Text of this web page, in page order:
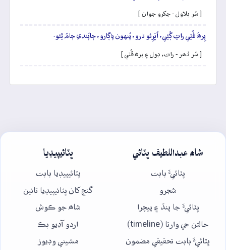
[ سُر بلاول - جکرو جوان ]
پِرھَ ڦُٽِي راتِ ڳَئِي، اُڀَرِئو تارو، پُنهون پاڳارو، ڄاپَندي ڄامُ ٿِئو.
[ سُر ڏھر - رات، ڍول ۽ پرھ ڦُٽي ]
شاھ عبداللطيف ڀٽائي
ڀٽائيءَ بابت
شجرو
ڀٽائيءَ جا پنڌ ۽ پيچرا
حالتن جي وارتا (timeline)
ڀٽائيءَ بابت تحقيقي مضمون
ڀٽائيپيڊيا
ڀٽائيپيڊيا بابت
گنج کان ڀٽائيپيڊيا تائين
شاھ جو ڪوش
اردو آڊيو بڪ
مشيني وڊيوز